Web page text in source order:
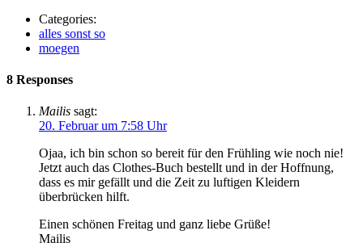
Categories:
alles sonst so
moegen
8 Responses
Mailis sagt:
20. Februar um 7:58 Uhr
Ojaa, ich bin schon so bereit für den Frühling wie noch nie!
Jetzt auch das Clothes-Buch bestellt und in der Hoffnung,
dass es mir gefällt und die Zeit zu luftigen Kleidern
überbrücken hilft.
Einen schönen Freitag und ganz liebe Grüße!
Mailis